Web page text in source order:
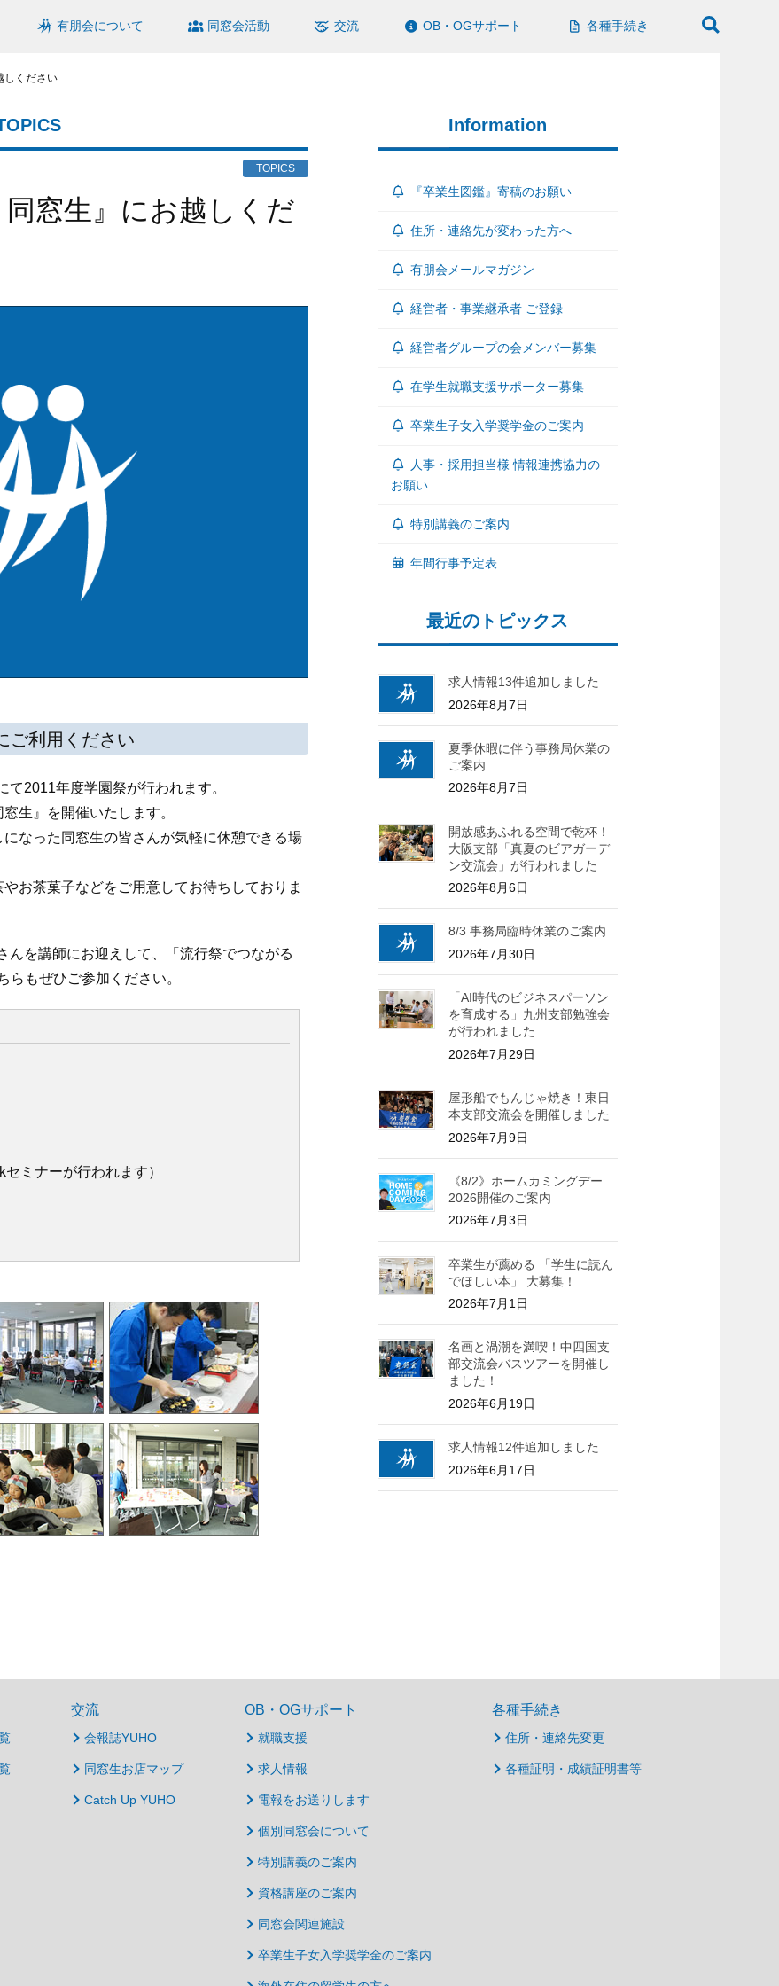
有朋会について 同窓会活動 交流 OB・OGサポート 各種手続き
しください
TOPICS
ご利用ください
2011年度学園祭が行われます。
生』を開催いたします。
になった同窓生の皆さんが気軽に休憩できる場
お茶菓子などをご用意してお待ちしておりま
んを講師にお迎えして、「流行祭でつながる
らもぜひご参加ください。
ミナーが行われます）
Information
『卒業生図鑑』寄稿のお願い
住所・連絡先が変わった方へ
有朋会メールマガジン
経営者・事業継承者 ご登録
経営者グループの会メンバー募集
在学生就職支援サポーター募集
卒業生子女入学奨学金のご案内
人事・採用担当様 情報連携協力の
お願い
特別講義のご案内
年間行事予定表
最近のトピックス
求人情報13件追加しました
2026年8月7日
夏季休暇に伴う事務局休業の
ご案内
2026年8月7日
開放感あふれる空間で乾杯！
大阪支部「真夏のビアガーデ
ン交流会」が行われました
2026年8月6日
8/3 事務局臨時休業のご案内
2026年7月30日
「AI時代のビジネスパーソン
を育成する」九州支部勉強会
が行われました
2026年7月29日
屋形船でもんじゃ焼き！東日
本支部交流会を開催しました
2026年7月9日
《8/2》ホームカミングデー
2026開催のご案内
2026年7月3日
卒業生が薦める 「学生に読ん
でほしい本」 大募集！
2026年7月1日
名画と渦潮を満喫！中四国支
部交流会バスツアーを開催し
ました！
2026年6月19日
求人情報12件追加しました
2026年6月17日
交流
会報誌YUHO
同窓生お店マップ
Catch Up YUHO
OB・OGサポート
就職支援
求人情報
電報をお送りします
個別同窓会について
特別講義のご案内
資格講座のご案内
同窓会関連施設
卒業生子女入学奨学金のご案内
各種手続き
住所・連絡先変更
各種証明・成績証明書等